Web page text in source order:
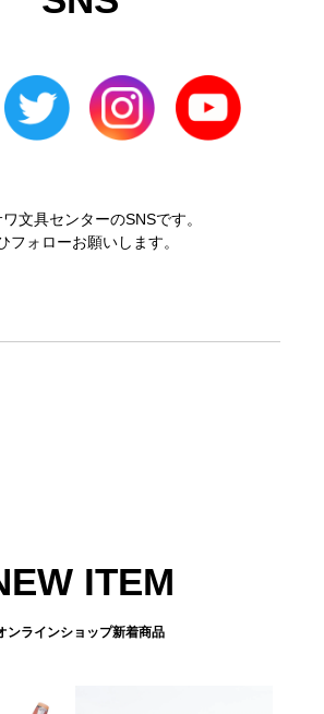
文具センターのSNSです。
フォローお願いします。
ITEM
ンラインショップ新着商品